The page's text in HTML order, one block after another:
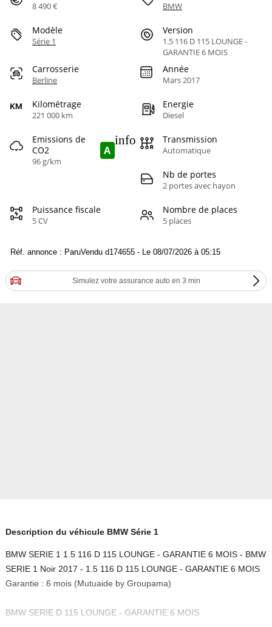
8 490 € BMW
Modèle
Série 1
Version
1.5 116 D 115 LOUNGE -
GARANTIE 6 MOIS
Carrosserie
Berline
Année
Mars 2017
Kilométrage
221 000 km
Energie
Diesel
Emissions de
CO2
96 g/km
A
info Transmission
Automatique
Nb de portes
2 portes avec hayon
Puissance fiscale
5 CV
Nombre de places
5 places
Réf. annonce : ParuVendu d174655 - Le 08/07/2026 à 05:15
Simulez votre assurance auto en 3 min
Description du véhicule BMW Série 1
BMW SERIE 1 1.5 116 D 115 LOUNGE - GARANTIE 6 MOIS - BMW
SERIE 1 Noir 2017 - 1.5 116 D 115 LOUNGE - GARANTIE 6 MOIS
Garantie : 6 mois (Mutuaide by Groupama)
BMW SERIE D 115 LOUNGE - GARANTIE 6 MOIS